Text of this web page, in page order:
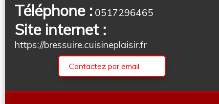
Téléphone : 0517296465
Site internet :
https://bressuire.cuisineplaisir.fr
Contactez par email